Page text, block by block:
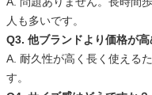
人も多いです。
Q3. 他ブランドより価格が
A. 耐久性が高く長く使える
す。